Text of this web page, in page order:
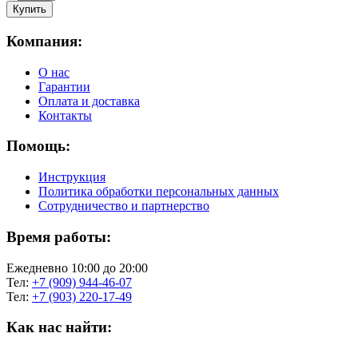
Компания:
О нас
Гарантии
Оплата и доставка
Контакты
Помощь:
Инструкция
Политика обработки персональных данных
Сотрудничество и партнерство
Время работы:
Ежедневно 10:00 до 20:00
Тел: +7 (909) 944-46-07
Тел: +7 (903) 220-17-49
Как нас найти: